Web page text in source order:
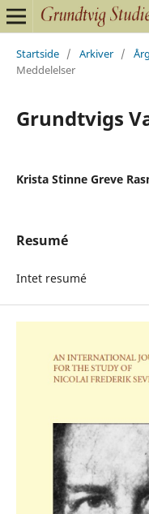
Startside / Arkiver /
Meddelelser
Grundtvigs
Krista Stinne Greve
Resumé
Intet resumé